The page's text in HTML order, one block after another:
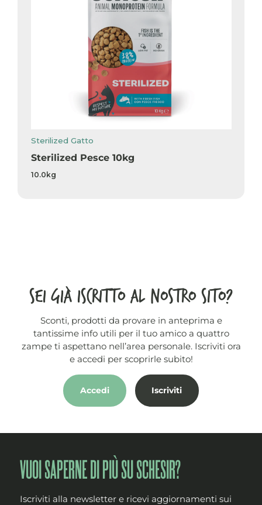
Sterilized Gatto
Sterilized Pesce 10kg
10.0kg
SEI GIÀ ISCRITTO AL NOSTRO SITO?
Sconti, prodotti da provare in anteprima e
tantissime info utili per il tuo amico a quattro
zampe ti aspettano nell’area personale. Iscriviti ora
e accedi per scoprirle subito!
Accedi Iscriviti
VUOI SAPERNE DI PIÙ SU SCHESIR?
Iscriviti alla newsletter e ricevi aggiornamenti sui